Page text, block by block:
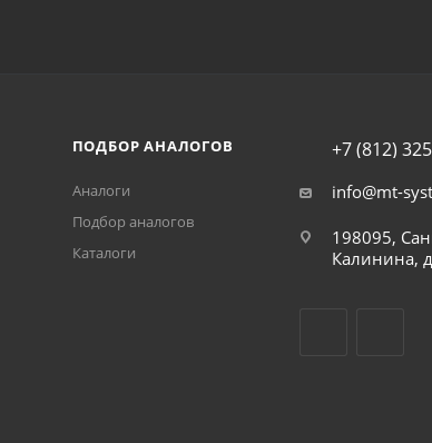
ПОДБОР АНАЛОГОВ
Аналоги
Подбор аналогов
Каталоги
+7 (812)
info@mt-
198095,
Калинина,